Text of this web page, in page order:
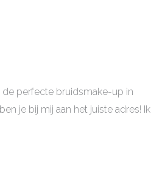
de perfecte bruidsmake-up in
je bij mij aan het juiste adres! Ik